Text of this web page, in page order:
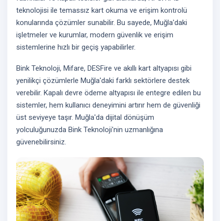
teknolojisi ile temassız kart okuma ve erişim kontrolü
konularında çözümler sunabilir. Bu sayede, Muğla'daki
işletmeler ve kurumlar, modern güvenlik ve erişim
sistemlerine hızlı bir geçiş yapabilirler.
Bink Teknoloji, Mifare, DESFire ve akıllı kart altyapısı gibi
yenilikçi çözümlerle Muğla'daki farklı sektörlere destek
verebilir. Kapalı devre ödeme altyapısı ile entegre edilen bu
sistemler, hem kullanıcı deneyimini artırır hem de güvenliği
üst seviyeye taşır. Muğla'da dijital dönüşüm
yolculuğunuzda Bink Teknoloji'nin uzmanlığına
güvenebilirsiniz.